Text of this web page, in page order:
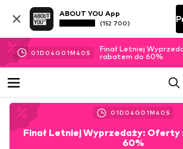
ABOUT YOU App
(152 700)
01D 04 G 01M 38 S
Finał Letniej
rabatem do 60%
01D 04 G 01M 38 S
Finał Letniej Wyprzedaży: Oferty
60%